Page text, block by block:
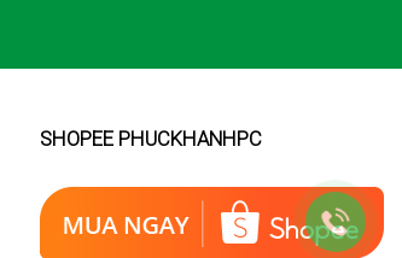
SHOPEE PHUCKHANHPC